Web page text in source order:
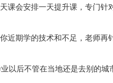
课会安排一天提升课，专门针
近期学的技术和不足，老师再
以后不管在当地还是去别的